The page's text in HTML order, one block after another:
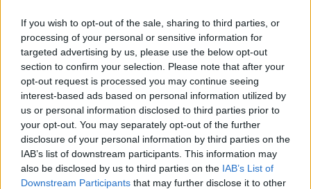
If you wish to opt-out of the sale, sharing to third parties, or
processing of your personal or sensitive information for
targeted advertising by us, please use the below opt-out
section to confirm your selection. Please note that after your
opt-out request is processed you may continue seeing
interest-based ads based on personal information utilized by
us or personal information disclosed to third parties prior to
your opt-out. You may separately opt-out of the further
disclosure of your personal information by third parties on the
IAB’s list of downstream participants. This information may
also be disclosed by us to third parties on the IAB’s List of
Downstream Participants that may further disclose it to other
Lucía Herrera · 6 Ago 2026
CRIPTOMONEDAS